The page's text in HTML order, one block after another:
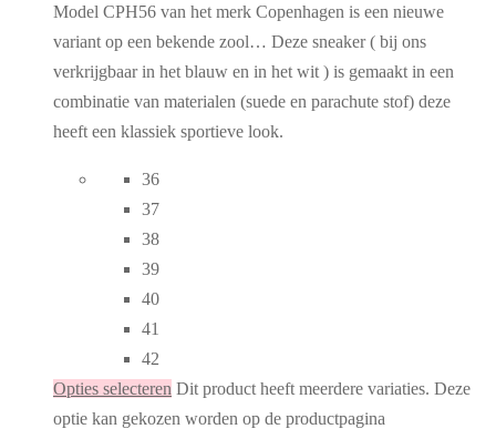
Model CPH56 van het merk Copenhagen is een nieuwe
variant op een bekende zool… Deze sneaker ( bij ons
verkrijgbaar in het blauw en in het wit ) is gemaakt in een
combinatie van materialen (suede en parachute stof) deze
heeft een klassiek sportieve look.
36
37
38
39
40
41
42
Opties selecteren Dit product heeft meerdere variaties. Deze
optie kan gekozen worden op de productpagina